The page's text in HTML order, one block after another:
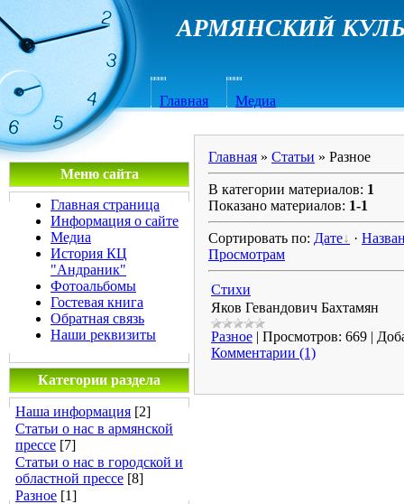
АРМЯНСКИЙ
Главная Медиа
Меню сайта
Главная страница
Информация о сайте
Медиа
История КЦ
"Андраник"
Фотоальбомы
Гостевая книга
Обратная связь
Наши реквизиты
Категории раздела
Наша информация [2]
Статьи о нас в армянской
прессе [7]
Статьи о нас в городской и
областной прессе [8]
Разное [1]
Главная » Статьи » Разное
В категории материалов: 1
Показано материалов: 1-1
Сортировать по: Дате ·
Просмотрам
Стихи
Яков Гевандович Бахтамян
Разное | Просмотров: 669 |
Комментарии (1)